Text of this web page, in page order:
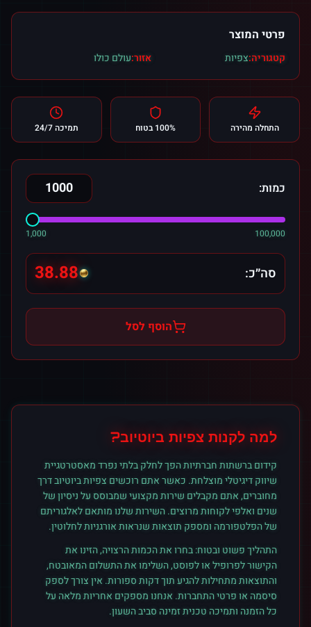
פרטי המוצר
קטגוריה:צפיות אזור:עולם כולו
התחלה מהירה 100% בטוח תמיכה 24/7
כמות:
1,000 100,000
סה״כ: 38.88
הוסף לסל
למה לקנות צפיות ביוטיוב?
קידום ברשתות חברתיות הפך לחלק בלתי נפרד מאסטרטגיית
שיווק דיגיטלי מוצלחת. כאשר אתם רוכשים צפיותביוטיובדרך
מחוברים, אתם מקבלים שירות מקצועי שמבוסס על ניסיון של
שנים ואלפי לקוחות מרוצים. השירות שלנו מותאם לאלגוריתם
של הפלטפורמה ומספק תוצאות שנראות אורגניות לחלוטין.
התהליך פשוט ובטוח: בחרו את הכמות הרצויה, הזינו את
הקישור לפרופיל או לפוסט, השלימו את התשלום המאובטח,
והתוצאות מתחילות להגיע תוך דקות ספורות. אין צורך לספק
סיסמה או פרטי התחברות. אנחנו מספקים אחריות מלאה על
כל הזמנה ותמיכה טכנית זמינה סביב השעון.